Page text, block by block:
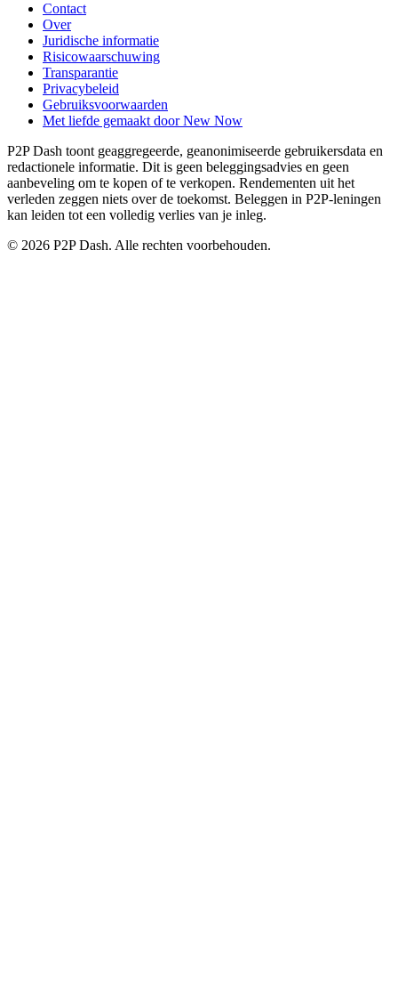
Contact
Over
Juridische informatie
Risicowaarschuwing
Transparantie
Privacybeleid
Gebruiksvoorwaarden
Met liefde gemaakt door New Now
P2P Dash toont geaggregeerde, geanonimiseerde gebruikersdata en
redactionele informatie. Dit is geen beleggingsadvies en geen
aanbeveling om te kopen of te verkopen. Rendementen uit het
verleden zeggen niets over de toekomst. Beleggen in P2P-leningen
kan leiden tot een volledig verlies van je inleg.
© 2026 P2P Dash. Alle rechten voorbehouden.